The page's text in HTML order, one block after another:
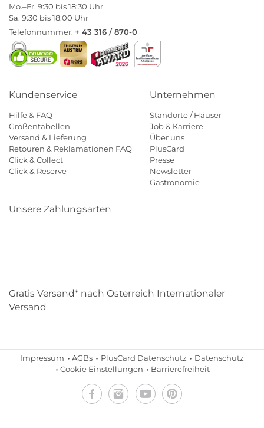
Mo.–Fr. 9:30 bis 18:30 Uhr
Sa. 9:30 bis 18:00 Uhr
Telefonnummer: + 43 316 / 870-0
Kundenservice
Hilfe & FAQ
Größentabellen
Versand & Lieferung
Retouren & Reklamationen FAQ
Click & Collect
Click & Reserve
Unternehmen
Standorte / Häuser
Job & Karriere
Über uns
PlusCard
Presse
Newsletter
Gastronomie
Unsere Zahlungsarten
Gratis Versand* nach Österreich Internationaler
Versand
Impressum AGBs PlusCard Datenschutz
Datenschutz
Cookie Einstellungen
Barrierefreiheit